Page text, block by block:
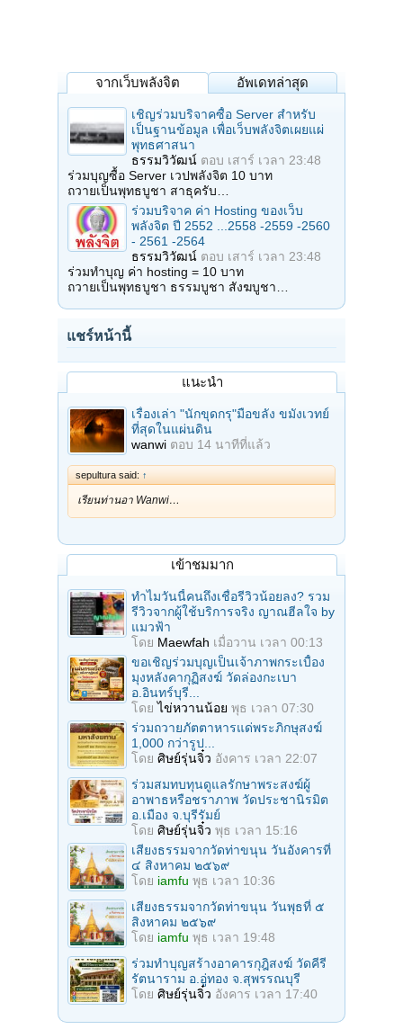
จากเว็บพลังจิต อัพเดทล่าสุด
เชิญร่วมบริจาคซื้อ Server สำหรับ
เป็นฐานข้อมูล เพื่อเว็บพลังจิตเผยแผ่
พุทธศาสนา
ธรรมวิวัฒน์ ตอบ เสาร์ เวลา 23:48
ร่วมบุญซื้อ Server เวปพลังจิต 10 บาท
ถวายเป็นพุทธบูชา สาธุครับ…
ร่วมบริจาค ค่า Hosting ของเว็บ
พลังจิต ปี 2552 ...2558 -2559 -2560
- 2561 -2564
ธรรมวิวัฒน์ ตอบ เสาร์ เวลา 23:48
ร่วมทำบุญ ค่า hosting = 10 บาท
ถวายเป็นพุทธบูชา ธรรมบูชา สังฆบูชา…
แชร์หน้านี้
แนะนำ
เรื่องเล่า "นักขุดกรุ"มือขลัง ขมังเวทย์
ที่สุดในแผ่นดิน
wanwi ตอบ 14 นาทีที่แล้ว
sepultura said: ↑
เรียนท่านอา Wanwi…
เข้าชมมาก
ทำไมวันนี้คนถึงเชื่อรีวิวน้อยลง? รวม
รีวิวจากผู้ใช้บริการจริง ญาณฮีลใจ by
แมวฟ้า
โดย Maewfah เมื่อวาน เวลา 00:13
ขอเชิญร่วมบุญเป็นเจ้าภาพกระเบื้อง
มุงหลังคากุฏิสงฆ์ วัดล่องกะเบา
อ.อินทร์บุรี...
โดยไข่หวานน้อย พุธ เวลา 07:30
ร่วมถวายภัตตาหารแด่พระภิกษุสงฆ์
1,000 กว่ารูป...
โดย ศิษย์รุ่นจิ๋ว อังคาร เวลา 22:07
ร่วมสมทบทุนดูแลรักษาพระสงฆ์ผู้
อาพาธหรือชราภาพ วัดประชานิรมิต
อ.เมือง จ.บุรีรัมย์
โดย ศิษย์รุ่นจิ๋ว พุธ เวลา 15:16
เสียงธรรมจากวัดท่าขนุน วันอังคารที่
๔ สิงหาคม ๒๕๖๙
โดย iamfu พุธ เวลา 10:36
เสียงธรรมจากวัดท่าขนุน วันพุธที่ ๕
สิงหาคม ๒๕๖๙
โดย iamfu พุธ เวลา 19:48
ร่วมทำบุญสร้างอาคารกุฎิสงฆ์ วัดคีรี
รัตนาราม อ.อู่ทอง จ.สุพรรณบุรี
โดย ศิษย์รุ่นจิ๋ว อังคาร เวลา 17:40